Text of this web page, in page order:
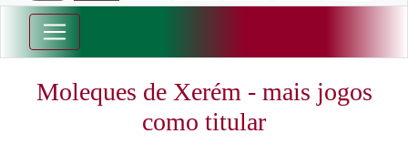
Moleques de Xerém - mais jogos
como titular